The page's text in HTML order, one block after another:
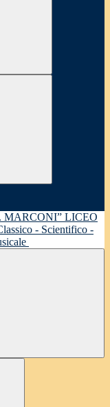
LICEO
- Scientifico -